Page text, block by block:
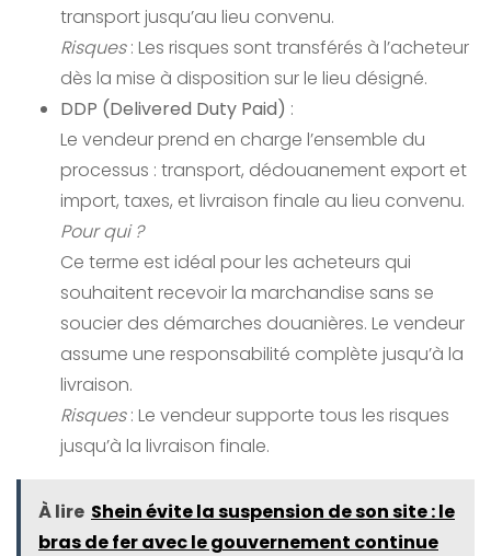
transport jusqu’au lieu convenu.
Risques: Les risques sont transférés à l’acheteur
dès la mise à disposition sur le lieu désigné.
DDP (Delivered Duty Paid) :
Le vendeur prend en charge l’ensemble du
processus : transport, dédouanement export et
import, taxes, et livraison finale au lieu convenu.
Pour qui ?
Ce terme est idéal pour les acheteurs qui
souhaitent recevoir la marchandise sans se
soucier des démarches douanières. Le vendeur
assume une responsabilité complète jusqu’à la
livraison.
Risques: Le vendeur supporte tous les risques
jusqu’à la livraison finale.
À lire Shein évite la suspension de son site : le
bras de fer avec le gouvernement continue